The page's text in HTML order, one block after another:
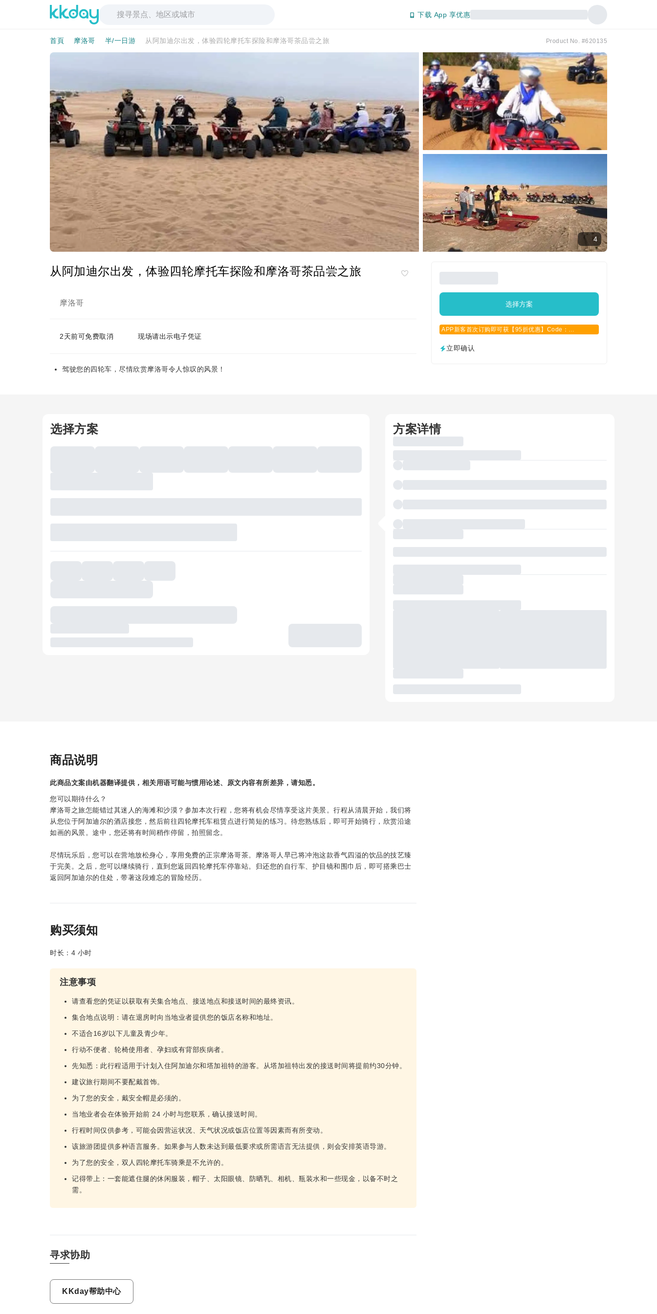
下载 App 享优惠
首頁 摩洛哥 半/一日游 从阿加迪尔出发，体验四轮摩托车探险和摩洛哥茶品尝之旅 Product No. #620135
4
从阿加迪尔出发，体验四轮摩托车探险和摩洛哥茶品尝之旅
摩洛哥
2天前可免费取消 现场请出示电子凭证
驾驶您的四轮车，尽情欣赏摩洛哥令人惊叹的风景！
选择方案
APP新客首次订购即可获【95折优惠】Code：
立即确认
选择方案 方案详情
商品说明
此商品文案由机器翻译提供，相关用语可能与惯用论述、原文内容有所差异，请知悉。
您可以期待什么？
摩洛哥之旅怎能错过其迷人的海滩和沙漠？参加本次行程，您将有机会尽情享受这片美景。行程从清晨开始，我们将
从您位于阿加迪尔的酒店接您，然后前往四轮摩托车租赁点进行简短的练习。待您熟练后，即可开始骑行，欣赏沿途
如画的风景。途中，您还将有时间稍作停留，拍照留念。
尽情玩乐后，您可以在营地放松身心，享用免费的正宗摩洛哥茶。摩洛哥人早已将冲泡这款香气四溢的饮品的技艺臻
于完美。之后，您可以继续骑行，直到您返回四轮摩托车停靠站。归还您的自行车、护目镜和围巾后，即可搭乘巴士
返回阿加迪尔的住处，带著这段难忘的冒险经历。
购买须知
时长：4 小时
注意事项
请查看您的凭证以获取有关集合地点、接送地点和接送时间的最终资讯。
集合地点说明：请在退房时向当地业者提供您的饭店名称和地址。
不适合16岁以下儿童及青少年。
行动不便者、轮椅使用者、孕妇或有背部疾病者。
先知悉：此行程适用于计划入住阿加迪尔和塔加祖特的游客。从塔加祖特出发的接送时间将提前约30分钟。
建议旅行期间不要配戴首饰。
为了您的安全，戴安全帽是必须的。
当地业者会在体验开始前 24 小时与您联系，确认接送时间。
行程时间仅供参考，可能会因营运状况、天气状况或饭店位置等因素而有所变动。
该旅游团提供多种语言服务。如果参与人数未达到最低要求或所需语言无法提供，则会安排英语导游。
为了您的安全，双人四轮摩托车骑乘是不允许的。
记得带上：一套能遮住腿的休闲服装，帽子、太阳眼镜、防晒乳、相机、瓶装水和一些现金，以备不时之
需。
寻求协助
KKday帮助中心